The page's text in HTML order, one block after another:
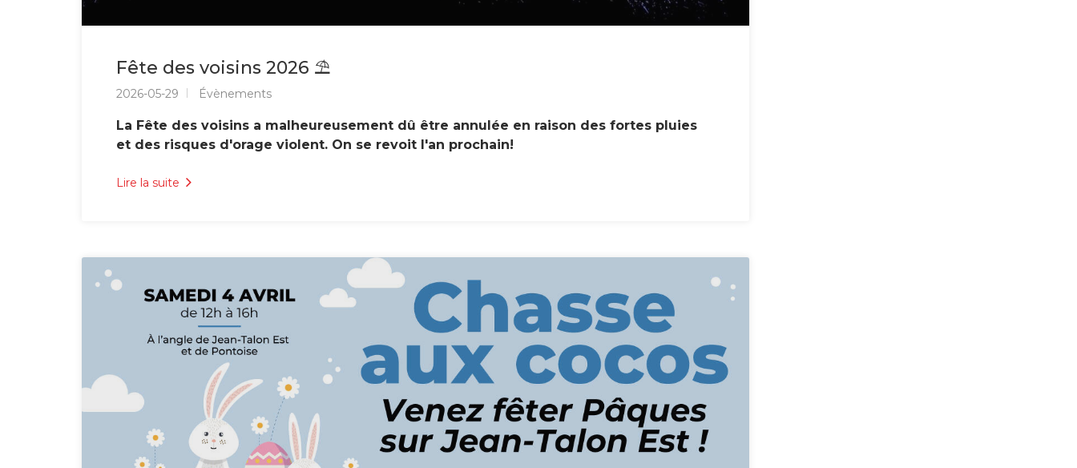
Fête des voisins 2026 ⛱️
2026-05-29 Évènements
La Fête des voisins a malheureusement dû être annulée en raison des fortes pluies
et des risques d'orage violent. On se revoit l'an prochain!
Lire la suite